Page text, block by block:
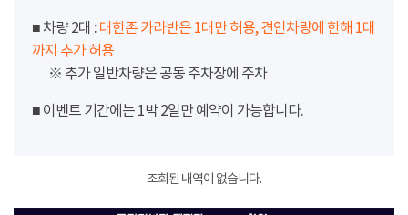
■ 차량 2대 : 대한존 카라반은 1대만 허용, 견인차량에 한해 1대
까지 추가 허용
※ 추가 일반차량은 공동 주차장에 주차
■ 이벤트 기간에는 1박 2일만 예약이 가능합니다.
조회된 내역이 없습니다.